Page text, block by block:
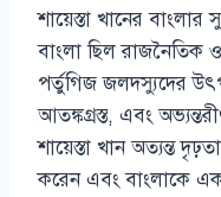
শায়েস্তা খানের বাংলার
বাংলা ছিল রাজনৈতিক
পর্তুগিজ জলদস্যুদের
আতঙ্কগ্রস্ত, এবং
শায়েস্তা খান অত্যন্ত
করেন এবং বাংলাকে